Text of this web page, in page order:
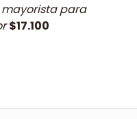
para
$17.100